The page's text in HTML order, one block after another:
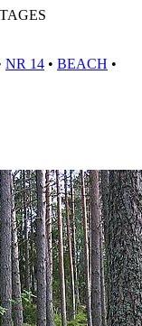
NR 14 • BEACH •